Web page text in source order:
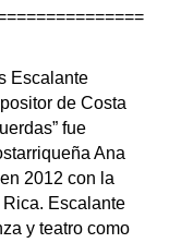
Escalante
de Costa
fue
Ana
2012 con la
Escalante
y teatro como